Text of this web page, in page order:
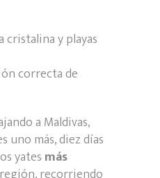
cristalina y playas
correcta de
a Maldivas,
uno más, diez días
yates más